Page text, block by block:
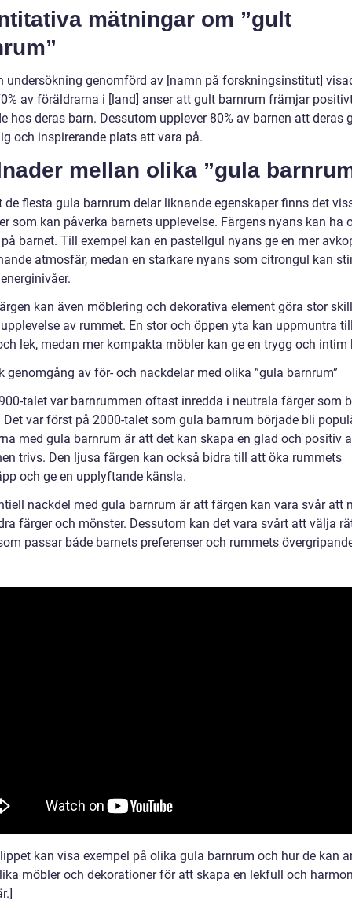
mätningar om ”gult
undersökning genomförd av [namn på forskningsinstitut]
av föräldrarna i [land] anser att gult barnrum främjar
hos deras barn. Dessutom upplever 80% av barnen att deras
och inspirerande plats att vara på.
mellan olika ”gula
de flesta gula barnrum delar liknande egenskaper finns det
som kan påverka barnets upplevelse. Färgens nyans kan ha
barnet. Till exempel kan en pastellgul nyans ge en mer
atmosfär, medan en starkare nyans som citrongul kan
kan även möblering och dekorativa element göra stor
av rummet. En stor och öppen yta kan uppmuntra
lek, medan mer kompakta möbler kan ge en trygg och intim
genomgång av för- och nackdelar med olika ”gula barnrum”
talet var barnrummen oftast inredda i neutrala färger som
Det var först på 2000-talet som gula barnrum började bli
med gula barnrum är att det kan skapa en glad och positiv
trivs. Den ljusa färgen kan också bidra till att öka rummets
och ge en upplyftande känsla.
nackdel med gula barnrum är att färgen kan vara svår att
färger och mönster. Dessutom kan det vara svårt att välja
passar både barnets preferenser och rummets
kan visa exempel på olika gula barnrum och hur de kan
möbler och dekorationer för att skapa en lekfull och